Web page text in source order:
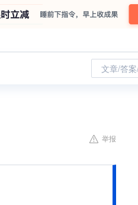
文章/答
举报